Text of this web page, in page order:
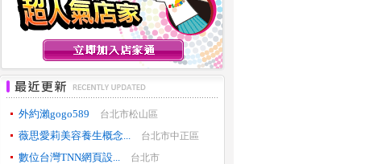
外約瀨gogo589 台北市松山區
薇思愛莉美容養生概念... 台北市中正區
數位台灣TNN網頁設... 台北市